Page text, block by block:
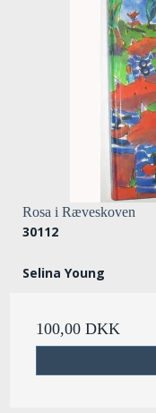
Rosa i Ræveskoven
30112
Selina Young
100,00 DKK